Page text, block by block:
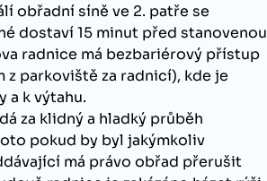
obřadní síně ve 2. patře se
dostaví 15 minut před stanovenou
radnice má bezbariérový přístup
z parkoviště za radnicí), kde je
a k výtahu.
za klidný a hladký průběh
pokud by byl jakýmkoliv
má právo obřad přerušit